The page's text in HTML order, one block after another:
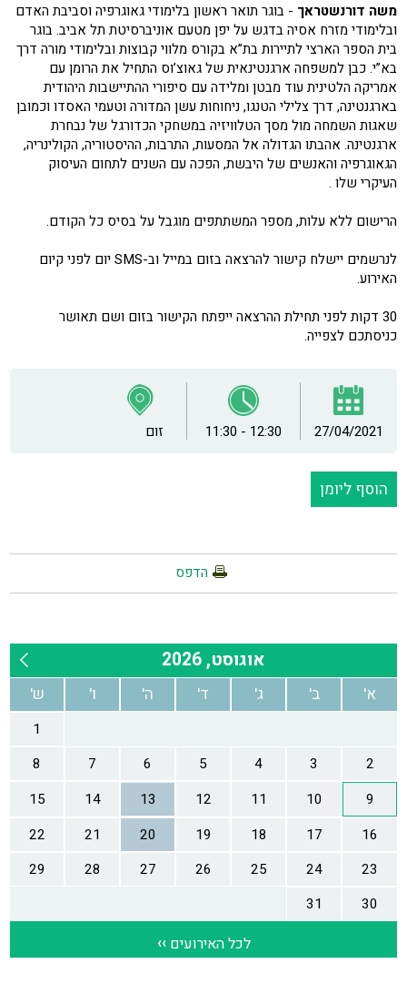
משה דורנשטראך - בוגר תואר ראשון בלימודי גאוגרפיה וסביבת האדם
ובלימודי מזרח אסיה בדגש על יפן מטעם אוניברסיטת תל אביב. בוגר
בית הספר הארצי לתיירות בת”א בקורס מלווי קבוצות ובלימודי מורה דרך
בא”י. כבן למשפחה ארגנטינאית של גאוצ’וס התחיל את הרומן עם
אמריקה הלטינית עוד מבטן ומלידה עם סיפורי ההתיישבות היהודית
בארגנטינה, דרך צלילי הטנגו, ניחוחות עשן המדורה וטעמי האסדו וכמובן
שאגות השמחה מול מסך הטלוויזיה במשחקי הכדורגל של נבחרת
ארגנטינה. אהבתו הגדולה אל המסעות, התרבות, ההיסטוריה, הקולינריה,
הגאוגרפיה והאנשים של היבשת, הפכה עם השנים לתחום העיסוק
העיקרי שלו .
הרישום ללא עלות, מספר המשתתפים מוגבל על בסיס כל הקודם.
לנרשמים יישלח קישור להרצאה בזום במייל וב-SMS יום לפני קיום
האירוע.
30 דקות לפני תחילת ההרצאה ייפתח הקישור בזום ושם תאושר
כניסתכם לצפייה.
27/04/2021
11:30 - 12:30 זום
הוסף ליומן
הדפס